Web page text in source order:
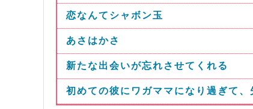
恋なんてシャボン玉
あさはかさ
新たな出会いが忘れさせてくれる
初めての彼にワガママになり過ぎて、